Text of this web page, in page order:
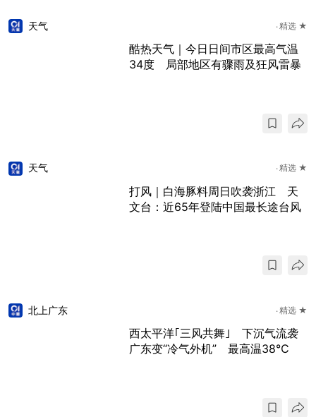
天气 精选 ★
酷热天气｜今日日间市区最高气温
34度 局部地区有骤雨及狂风雷暴
天气 精选 ★
打风｜白海豚料周日吹袭浙江 天
文台：近65年登陆中国最长途台风
北上广东 精选 ★
西太平洋｢三风共舞｣ 下沉气流袭
广东变“冷气外机” 最高温38℃